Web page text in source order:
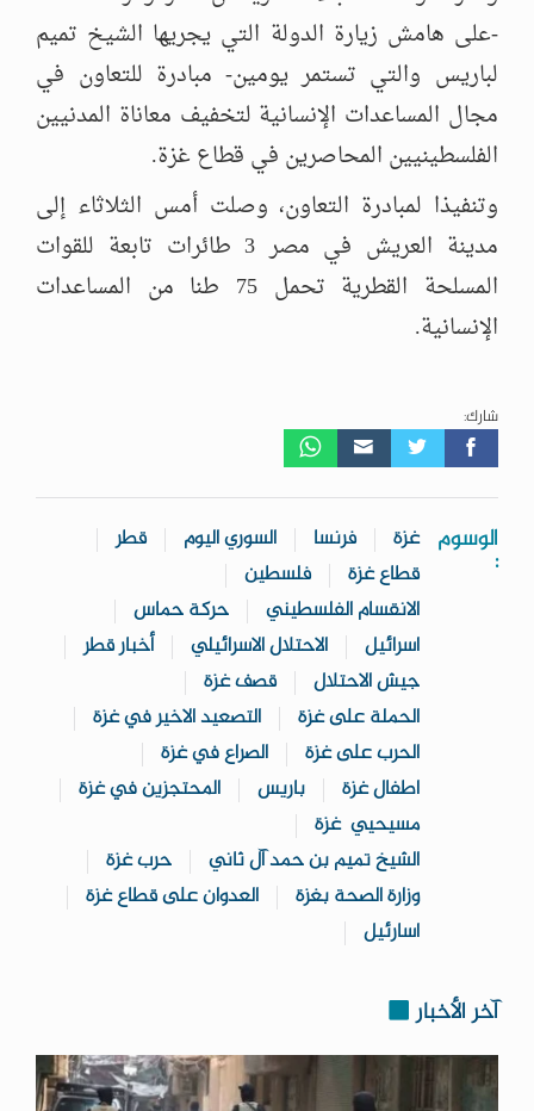
-على هامش زيارة الدولة التي يجريها الشيخ تميم
لباريس والتي تستمر يومين- مبادرة للتعاون في
مجال المساعدات الإنسانية لتخفيف معاناة المدنيين
الفلسطينيين المحاصرين في قطاع غزة.
وتنفيذا لمبادرة التعاون، وصلت أمس الثلاثاء إلى
مدينة العريش في مصر 3 طائرات تابعة للقوات
المسلحة القطرية تحمل 75 طنا من المساعدات
الإنسانية.
شارك:
الوسوم
:
غزة فرنسا السوري اليوم
قطر
قطاع غزة
فلسطين
الانقسام الفلسطيني
حركة حماس
اسرائيل
الاحتلال الاسرائيلي
أخبار قطر
جيش الاحتلال
قصف غزة
الحملة على غزة
التصعيد الاخير في غزة
الحرب على غزة
الصراع في غزة
اطفال غزة
باريس
المحتجزين في غزة
مسيحيي غزة
الشيخ تميم بن حمد آل ثاني
حرب غزة
وزارة الصحة بغزة
العدوان على قطاع غزة
اسارئيل
آخر الأخبار